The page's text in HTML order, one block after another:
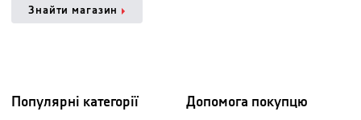
Знайти магазин
Популярні категорії Допомога покупцю